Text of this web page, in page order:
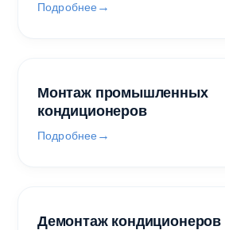
Подробнее
Монтаж промышленных
кондиционеров
Подробнее
Демонтаж кондиционеров